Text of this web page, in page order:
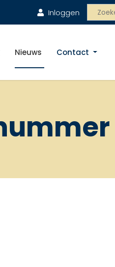
Inloggen
Nieuws Contact